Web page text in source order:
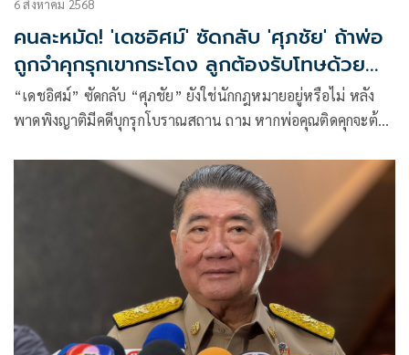
6 สิงหาคม 2568
คนละหมัด! 'เดชอิศม์' ซัดกลับ 'ศุภชัย' ถ้าพ่อ
ถูกจำคุกรุกเขากระโดง ลูกต้องรับโทษด้วย
ไหม
“เดชอิศม์” ซัดกลับ “ศุภชัย” ยังใช่นักกฎหมายอยู่หรือไม่ หลัง
พาดพิงญาติมีคดีบุกรุกโบราณสถาน ถาม หากพ่อคุณติดคุกจะต้อง
ยอมรับคำพิพากษาของศาลฎีกา เดี๋ยวออกค่ารถให้ ชี้ รออธิบดี
กรมที่ดินคนใหม่ เพิกถอนสิทธิ์ ‘เขากระโดง’ ย้ำ ‘นโยบาย มท.1’
ที่ดินหลวงต้องเป็นของหลวง